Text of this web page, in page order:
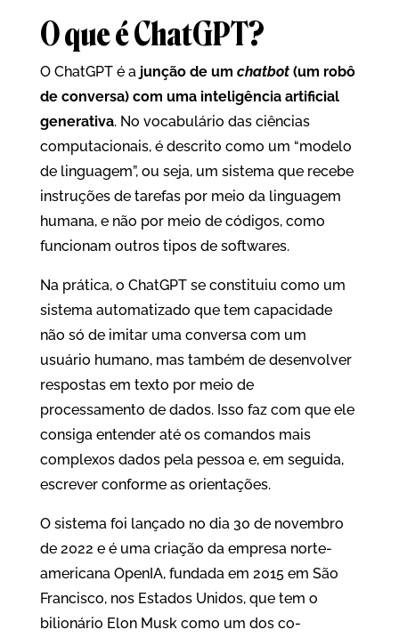
O que é ChatGPT?
O ChatGPT é a junção de um chatbot(um robô
de conversa) com uma inteligência artificial
generativa. No vocabulário das ciências
computacionais, é descrito como um “modelo
de linguagem”, ou seja, um sistema que recebe
instruções de tarefas por meio da linguagem
humana, e não por meio de códigos, como
funcionam outros tipos de softwares.
Na prática, o ChatGPT se constituiu como um
sistema automatizado que tem capacidade
não só de imitar uma conversa com um
usuário humano, mas também de desenvolver
respostas em texto por meio de
processamento de dados. Isso faz com que ele
consiga entender até os comandos mais
complexos dados pela pessoa e, em seguida,
escrever conforme as orientações.
O sistema foi lançado no dia 30 de novembro
de 2022 e é uma criação da empresa norte-
americana OpenIA, fundada em 2015 em São
Francisco, nos Estados Unidos, que tem o
bilionário Elon Musk como um dos co-